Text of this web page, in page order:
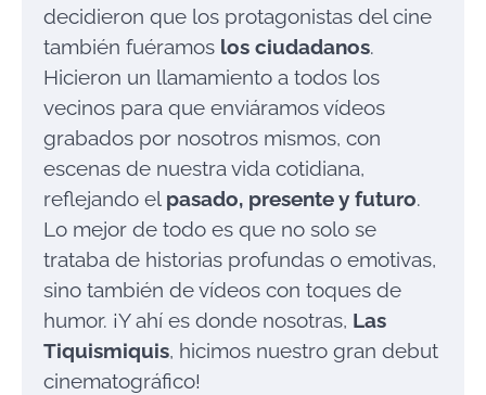
decidieron que los protagonistas del cine
también fuéramos los ciudadanos.
Hicieron un llamamiento a todos los
vecinos para que enviáramos vídeos
grabados por nosotros mismos, con
escenas de nuestra vida cotidiana,
reflejando el pasado, presente y futuro.
Lo mejor de todo es que no solo se
trataba de historias profundas o emotivas,
sino también de vídeos con toques de
humor. ¡Y ahí es donde nosotras, Las
Tiquismiquis, hicimos nuestro gran debut
cinematográfico!